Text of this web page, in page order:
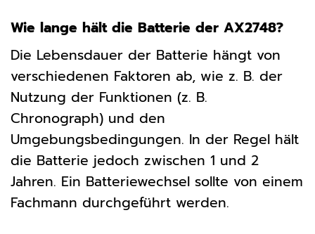
Wie lange hält die Batterie der AX2748?
Die Lebensdauer der Batterie hängt von
verschiedenen Faktoren ab, wie z. B. der
Nutzung der Funktionen (z. B.
Chronograph) und den
Umgebungsbedingungen. In der Regel hält
die Batterie jedoch zwischen 1 und 2
Jahren. Ein Batteriewechsel sollte von einem
Fachmann durchgeführt werden.